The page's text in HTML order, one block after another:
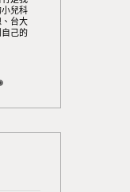
兒科
台大
己的
S
t